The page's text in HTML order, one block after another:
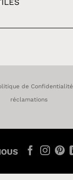
de Confidentialité
réclamations